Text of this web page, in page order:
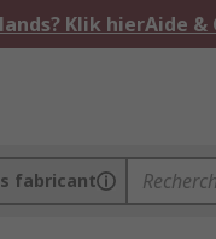
Klik hierAide &
fabricant